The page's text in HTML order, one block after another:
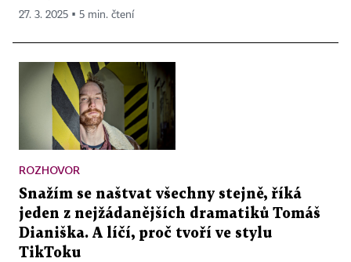
27. 3. 2025 ▪ 5 min. čtení
ROZHOVOR
Snažím se naštvat všechny stejně, říká
jeden z nejžádanějších dramatiků Tomáš
Dianiška. A líčí, proč tvoří ve stylu
TikToku